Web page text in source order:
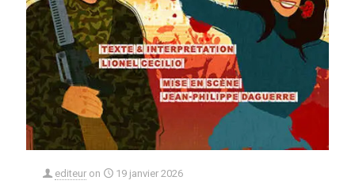
editeur on 19 janvier 2026